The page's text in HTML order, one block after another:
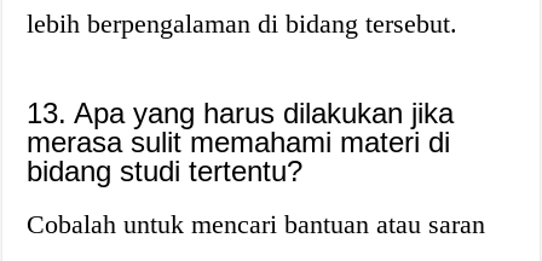
lebih berpengalaman di bidang tersebut.
13. Apa yang harus dilakukan jika
merasa sulit memahami materi di
bidang studi tertentu?
Cobalah untuk mencari bantuan atau saran